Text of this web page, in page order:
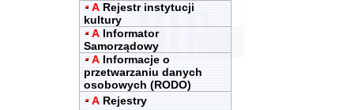
A Rejestr instytucji
kultury
A Informator
Samorządowy
A Informacje o
przetwarzaniu danych
osobowych (RODO)
A Rejestry